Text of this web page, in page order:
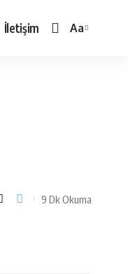
İletişim
Yazı
Aa
9 Dk Okuma